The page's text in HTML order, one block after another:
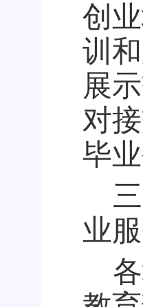
创
训
展
对
毕
三
业
各